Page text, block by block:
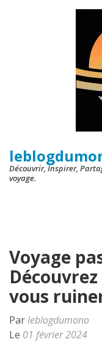
Découvrir, Inspirer,
voyage.
Voyage
vous
Parleblogdumono
Le 01 février 2024